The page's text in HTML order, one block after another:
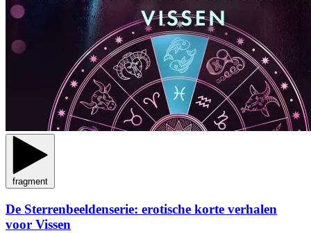
fragment
De Sterrenbeeldenserie: erotische korte verhalen
voor Vissen